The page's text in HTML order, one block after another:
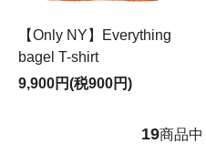
【Only NY】Everything
bagel T-shirt
9,900円(税900円)
19商品中